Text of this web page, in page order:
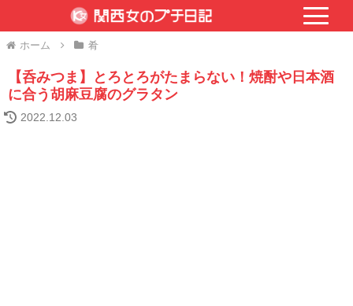
ホーム 肴
【呑みつま】とろとろがたまらない！焼酎や日本酒
に合う胡麻豆腐のグラタン
2022.12.03